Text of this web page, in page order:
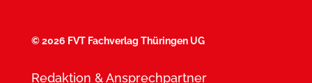
©2026 FVT Fachverlag Thüringen UG
Redaktion & Ansprechpartner